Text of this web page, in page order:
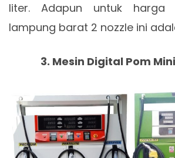
liter. Adapun untuk
lampung barat 2 nozzle ini
3. Mesin Digital Pom